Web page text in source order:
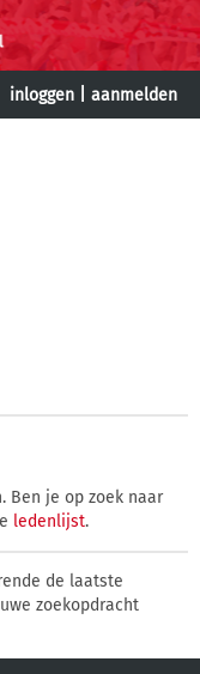
inloggen aanmelden
Ben je op zoek naar
ledenlijst.
de laatste
zoekopdracht